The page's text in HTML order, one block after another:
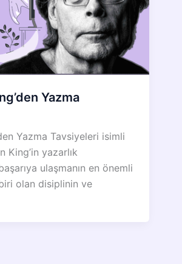
Yazma
Yazma Tavsiyeleri isimli
King’in yazarlık
ulaşmanın en önemli
olan disiplinin ve